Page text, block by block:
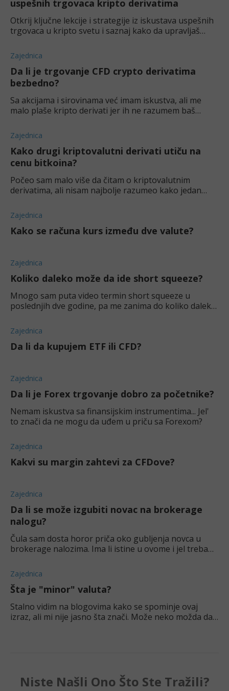
uspešnih trgovaca kripto derivatima
Otkrij ključne lekcije i strategije iz iskustava uspešnih
trgovaca u kripto svetu i saznaj kako da upravljaš
Zajednica
Da li je trgovanje CFD crypto derivatima
bezbedno?
Sa akcijama i sirovinama već imam iskustva, ali me
malo plaše kripto derivati jer ih ne razumem baš
derivatima uopšte?
Zajednica
Kako drugi kriptovalutni derivati utiču na
cenu bitkoina?
Počeo sam malo više da čitam o kriptovalutnim
derivatima, ali nisam najbolje razumeo kako jedan
neko mogao da mi objasni kako alternativni
Zajednica
Kako se računa kurs između dve valute?
Zajednica
Koliko daleko može da ide short squeeze?
Mnogo sam puta video termin short squeeze u
poslednjih dve godine, pa me zanima do koliko daleko
Zajednica
Da li da kupujem ETF ili CFD?
Zajednica
Da li je Forex trgovanje dobro za početnike?
Nemam iskustva sa finansijskim instrumentima... Jel'
to znači da ne mogu da uđem u priču sa Forexom?
Zajednica
Kakvi su margin zahtevi za CFDove?
Zajednica
Da li se može izgubiti novac na brokerage
nalogu?
Čula sam dosta horor priča oko gubljenja novca u
brokerage nalozima. Ima li istine u ovome i jel treba
Zajednica
Šta je "minor" valuta?
Stalno vidim na blogovima kako se spominje ovaj
izraz, ali mi nije jasno šta znači. Može neko možda da
Niste Našli Ono Što Ste Tražili?